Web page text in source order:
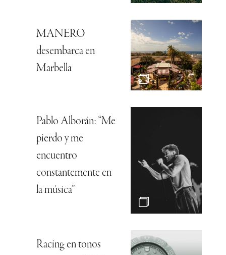
MANERO
desembarca en
Marbella
Pablo Alborán: “Me
pierdo y me
encuentro
constantemente en
la música”
Racing en tonos